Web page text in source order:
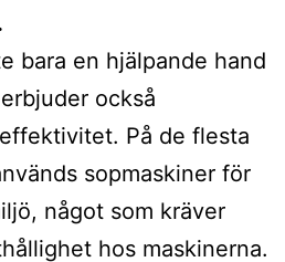
bara en hjälpande hand
också
På de flesta
sopmaskiner för
något som kräver
hos maskinerna.